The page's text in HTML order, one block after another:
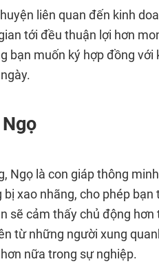
liên quan đến kinh
tới đều thuận lợi hơn
bạn muốn ký hợp đồng
Ngọ là con giáp thông
bị xao nhãng, cho phép
sẽ cảm thấy chủ động
từ những người xung
nữa trong sự nghiệp.